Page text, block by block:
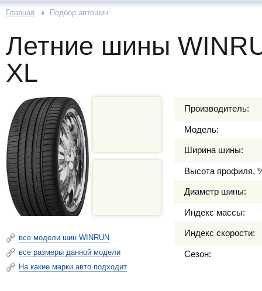
Главная Подбор автошин
Летние шины
XL
все модели шин WINRUN
все размеры данной модели
На какие марки авто подходит
Производитель:
Модель:
Ширина шины:
Высота профиля,
Диаметр шины:
Индекс массы:
Индекс скорости:
Сезон: